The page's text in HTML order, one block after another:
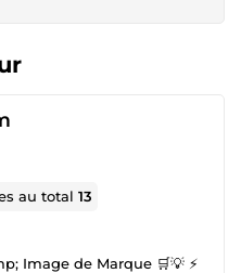
au total13
Image de Marque 🛒💡 ⚡